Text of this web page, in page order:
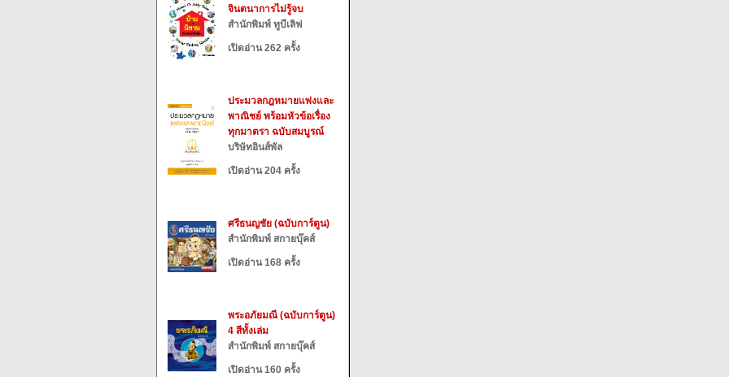
จินตนาการไม่รู้จบ
สำนักพิมพ์ ทูบีเลิฟ
เปิดอ่าน 262 ครั้ง
ประมวลกฎหมายแพ่งและ
พาณิชย์ พร้อมหัวข้อเรื่อง
ทุกมาตรา ฉบับสมบูรณ์
บริษัทอินส์พัล
เปิดอ่าน 204 ครั้ง
ศรีธนญชัย (ฉบับการ์ตูน)
สำนักพิมพ์ สกายบุ๊คส์
เปิดอ่าน 168 ครั้ง
พระอภัยมณี (ฉบับการ์ตูน)
4 สีทั้งเล่ม
สำนักพิมพ์ สกายบุ๊คส์
เปิดอ่าน 160 ครั้ง